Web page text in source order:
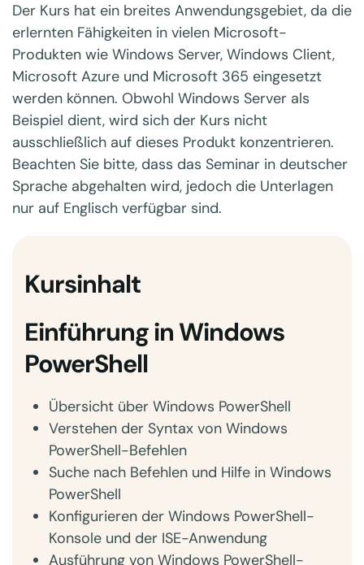
Der Kurs hat ein breites Anwendungsgebiet, da die
erlernten Fähigkeiten in vielen Microsoft-
Produkten wie Windows Server, Windows Client,
Microsoft Azure und Microsoft 365 eingesetzt
werden können. Obwohl Windows Server als
Beispiel dient, wird sich der Kurs nicht
ausschließlich auf dieses Produkt konzentrieren.
Beachten Sie bitte, dass das Seminar in deutscher
Sprache abgehalten wird, jedoch die Unterlagen
nur auf Englisch verfügbar sind.
Kursinhalt
Einführung in Windows
PowerShell
Übersicht über Windows PowerShell
Verstehen der Syntax von Windows
PowerShell-Befehlen
Suche nach Befehlen und Hilfe in Windows
PowerShell
Konfigurieren der Windows PowerShell-
Konsole und der ISE-Anwendung
Ausführung von Windows PowerShell-